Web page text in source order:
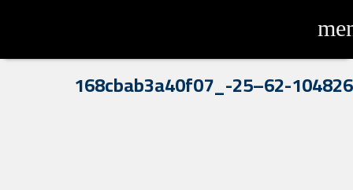
62-104826–25-_168cbab3a40f07